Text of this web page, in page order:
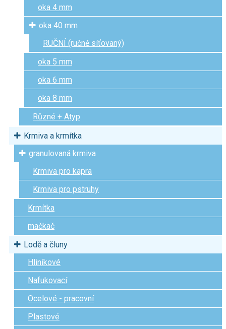
oka 4 mm
oka 40 mm
RUČNÍ (ručně síťovaný)
oka 5 mm
oka 6 mm
oka 8 mm
Různé + Atyp
Krmiva a krmítka
granulovaná krmiva
Krmiva pro kapra
Krmiva pro pstruhy
Krmítka
mačkač
Lodě a čluny
Hliníkové
Nafukovací
Ocelové - pracovní
Plastové